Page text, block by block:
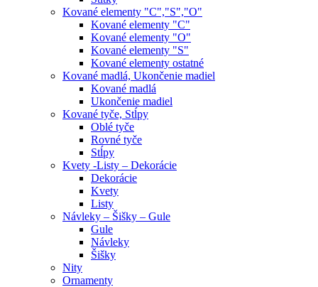
Kované elementy "C","S","O"
Kované elementy "C"
Kované elementy "O"
Kované elementy "S"
Kované elementy ostatné
Kované madlá, Ukončenie madiel
Kované madlá
Ukončenie madiel
Kované tyče, Stĺpy
Oblé tyče
Rovné tyče
Stĺpy
Kvety -Listy – Dekorácie
Dekorácie
Kvety
Listy
Návleky – Šišky – Gule
Gule
Návleky
Šišky
Nity
Ornamenty